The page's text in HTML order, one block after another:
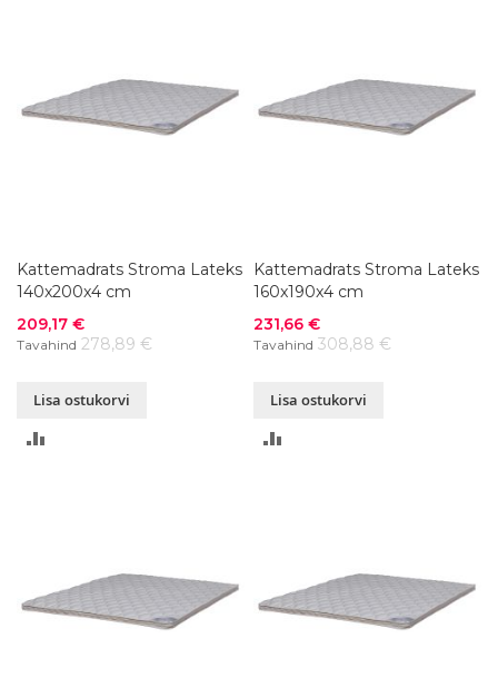
Kattemadrats Stroma Lateks
140x200x4 cm
Soodushind
209,17 €
Tavahind 278,89 €
Lisa ostukorvi
Kattemadrats Stroma Lateks
160x190x4 cm
Soodushind
231,66 €
Tavahind 308,88 €
Lisa ostukorvi